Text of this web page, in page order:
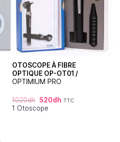
OTOSCOPE À FIBRE
OPTIQUE OP-OT01 /
OPTIMIUM PRO
1020dh 520dh TTC
1 Otoscope